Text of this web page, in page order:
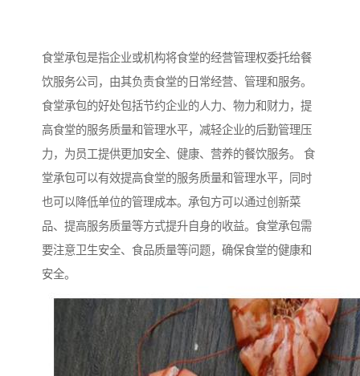
食堂承包是指企业或机构将食堂的经营管理权委托给餐
饮服务公司，由其负责食堂的日常经营、管理和服务。
食堂承包的好处包括节约企业的人力、物力和财力，提
高食堂的服务质量和管理水平，减轻企业的后勤管理压
力，为员工提供更加安全、健康、营养的餐饮服务。 食
堂承包可以有效提高食堂的服务质量和管理水平，同时
也可以降低单位的管理成本。承包方可以通过创新菜
品、提高服务质量等方式提升自身的收益。食堂承包需
要注意卫生安全、食品质量等问题，确保食堂的健康和
安全。